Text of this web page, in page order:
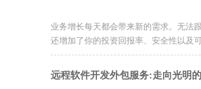
业务增长每天都会带来新的需求。无法
还增加了你的投资回报率、安全性以及
远程软件开发外包服务:走向光明